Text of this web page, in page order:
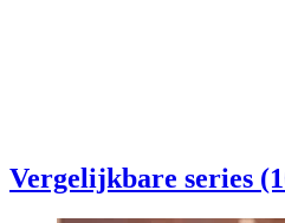
Vergelijkbare series